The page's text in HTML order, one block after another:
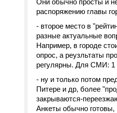
Они обычно просты и
распоряжению главы
- второе место в
разные актуальные
Например, в городе
опрос, а реузльтаты
регулярны. Для СМИ: 1
- ну и только потом
Питере и др, более
закрываются-
Анкеты обычно готовы,